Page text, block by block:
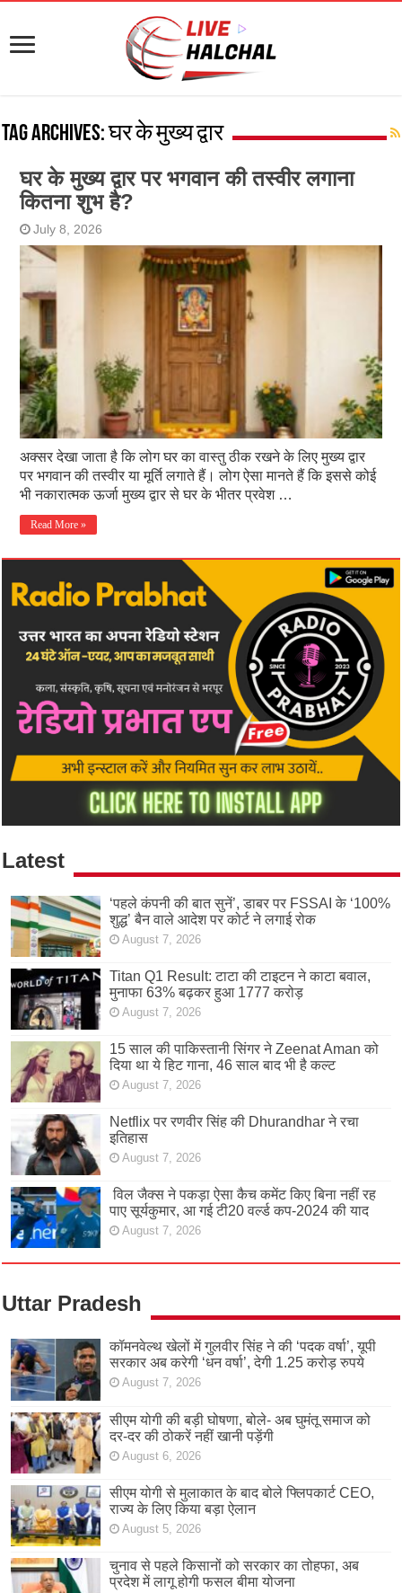
Tag Archives:घर के मुख्य द्वार
घर के मुख्य द्वार पर भगवान की तस्वीर लगाना
कितना शुभ है?
July 8, 2026
अक्सर देखा जाता है कि लोग घर का वास्तु ठीक रखने के लिए मुख्य द्वार
पर भगवान की तस्वीर या मूर्ति लगाते हैं। लोग ऐसा मानते हैं कि इससे कोई
भी नकारात्मक ऊर्जा मुख्य द्वार से घर के भीतर प्रवेश …
Read More »
Latest
‘पहले कंपनी की बात सुनें’, डाबर पर FSSAI के ‘100%
शुद्ध’ बैन वाले आदेश पर कोर्ट ने लगाई रोक
August 7, 2026
Titan Q1 Result: टाटा की टाइटन ने काटा बवाल,
मुनाफा 63% बढ़कर हुआ 1777 करोड़
August 7, 2026
15 साल की पाकिस्तानी सिंगर ने Zeenat Aman को
दिया था ये हिट गाना, 46 साल बाद भी है कल्ट
August 7, 2026
Netflix पर रणवीर सिंह की Dhurandhar ने रचा
इतिहास
August 7, 2026
विल जैक्स ने पकड़ा ऐसा कैच कमेंट किए बिना नहीं रह
पाए सूर्यकुमार, आ गई टी20 वर्ल्ड कप-2024 की याद
August 7, 2026
Uttar Pradesh
कॉमनवेल्थ खेलों में गुलवीर सिंह ने की ‘पदक वर्षा’, यूपी
सरकार अब करेगी ‘धन वर्षा’, देगी 1.25 करोड़ रुपये
August 7, 2026
सीएम योगी की बड़ी घोषणा, बोले- अब घुमंतू समाज को
दर-दर की ठोकरें नहीं खानी पड़ेंगी
August 6, 2026
सीएम योगी से मुलाकात के बाद बोले फ्लिपकार्ट CEO,
राज्य के लिए किया बड़ा ऐलान
August 5, 2026
चुनाव से पहले किसानों को सरकार का तोहफा, अब
प्रदेश में लागू होगी फसल बीमा योजना